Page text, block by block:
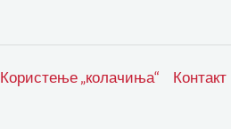
Користење „колачиња“ Контакт